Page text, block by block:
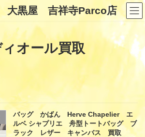
黒屋 吉祥寺Parco店
オール買取
バッグ かばん Herve Chapelier エ
ルベ シャプリエ 舟型トートバッグ ブ
ラック レザー キャンバス 買取